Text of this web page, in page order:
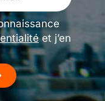
et j’en